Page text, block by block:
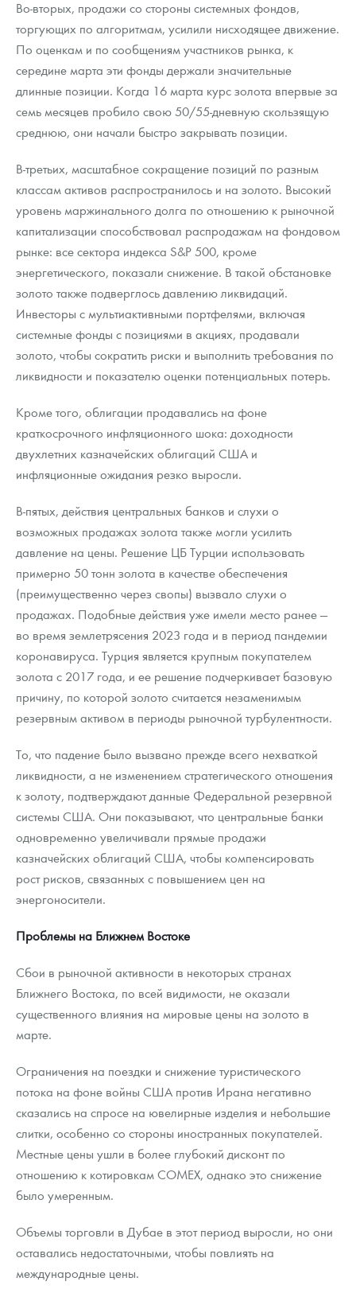
Во-вторых, продажи со стороны системных фондов,
торгующих по алгоритмам, усилили нисходящее движение.
По оценкам и по сообщениям участников рынка, к
середине марта эти фонды держали значительные
длинные позиции. Когда 16 марта курс золота впервые за
семь месяцев пробило свою 50/55-дневную скользящую
среднюю, они начали быстро закрывать позиции.
В-третьих, масштабное сокращение позиций по разным
классам активов распространилось и на золото. Высокий
уровень маржинального долга по отношению к рыночной
капитализации способствовал распродажам на фондовом
рынке: все сектора индекса S&P 500, кроме
энергетического, показали снижение. В такой обстановке
золото также подверглось давлению ликвидаций.
Инвесторы с мультиактивными портфелями, включая
системные фонды с позициями в акциях, продавали
золото, чтобы сократить риски и выполнить требования по
ликвидности и показателю оценки потенциальных потерь.
Кроме того, облигации продавались на фоне
краткосрочного инфляционного шока: доходности
двухлетних казначейских облигаций США и
инфляционные ожидания резко выросли.
В-пятых, действия центральных банков и слухи о
возможных продажах золота также могли усилить
давление на цены. Решение ЦБ Турции использовать
примерно 50 тонн золота в качестве обеспечения
(преимущественно через свопы) вызвало слухи о
продажах. Подобные действия уже имели место ранее —
во время землетрясения 2023 года и в период пандемии
коронавируса. Турция является крупным покупателем
золота с 2017 года, и ее решение подчеркивает базовую
причину, по которой золото считается незаменимым
резервным активом в периоды рыночной турбулентности.
То, что падение было вызвано прежде всего нехваткой
ликвидности, а не изменением стратегического отношения
к золоту, подтверждают данные Федеральной резервной
системы США. Они показывают, что центральные банки
одновременно увеличивали прямые продажи
казначейских облигаций США, чтобы компенсировать
рост рисков, связанных с повышением цен на
энергоносители.
Проблемы на Ближнем Востоке
Сбои в рыночной активности в некоторых странах
Ближнего Востока, по всей видимости, не оказали
существенного влияния на мировые цены на золото в
марте.
Ограничения на поездки и снижение туристического
потока на фоне войны США против Ирана негативно
сказались на спросе на ювелирные изделия и небольшие
слитки, особенно со стороны иностранных покупателей.
Местные цены ушли в более глубокий дисконт по
отношению к котировкам COMEX, однако это снижение
было умеренным.
Объемы торговли в Дубае в этот период выросли, но они
оставались недостаточными, чтобы повлиять на
международные цены.